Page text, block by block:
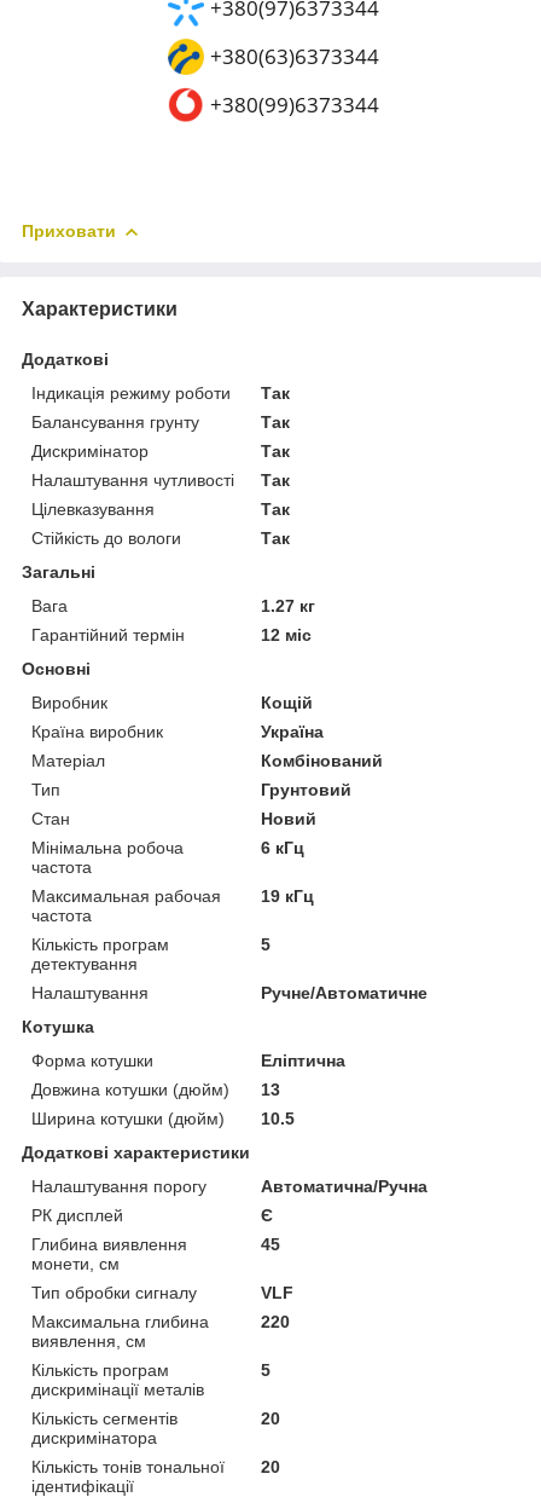
+380(97)6373344
+380(63)6373344
+380(99)6373344
Приховати
Характеристики
Додаткові
Індикація режиму роботи
Так
Балансування грунту
Так
Дискримінатор
Так
Налаштування чутливості
Так
Цілевказування
Так
Стійкість до вологи
Так
Загальні
Вага
1.27 кг
Гарантійний термін
12 міс
Основні
Виробник
Кощій
Країна виробник
Україна
Матеріал
Комбінований
Тип
Грунтовий
Стан
Новий
Мінімальна робоча
частота
6 кГц
Максимальная рабочая
частота
19 кГц
Кількість програм
детектування
5
Налаштування
Ручне/Автоматичне
Котушка
Форма котушки
Еліптична
Довжина котушки (дюйм)
13
Ширина котушки (дюйм)
10.5
Додаткові характеристики
Налаштування порогу
Автоматична/Ручна
РК дисплей
Є
Глибина виявлення
монети, см
45
Тип обробки сигналу
VLF
Максимальна глибина
виявлення, см
220
Кількість програм
дискримінації металів
5
Кількість сегментів
дискримінатора
20
Кількість тонів тональної
ідентифікації
20